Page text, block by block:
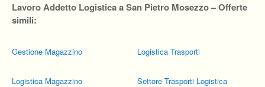
Lavoro Addetto Logistica a San Pietro Mosezzo – Offerte
simili:
Gestione Magazzino
Logistica Magazzino
Logistica Trasporti
Settore Trasporti Logistica